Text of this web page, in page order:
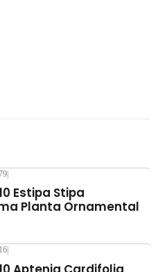
Estipa Stipa
Planta Ornamental